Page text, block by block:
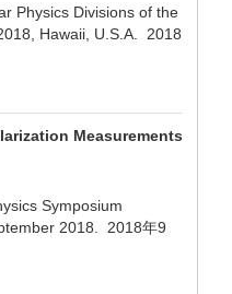
Physics Divisions of the
Hawaii, U.S.A. 2018
Measurements
Symposium
2018. 2018年9